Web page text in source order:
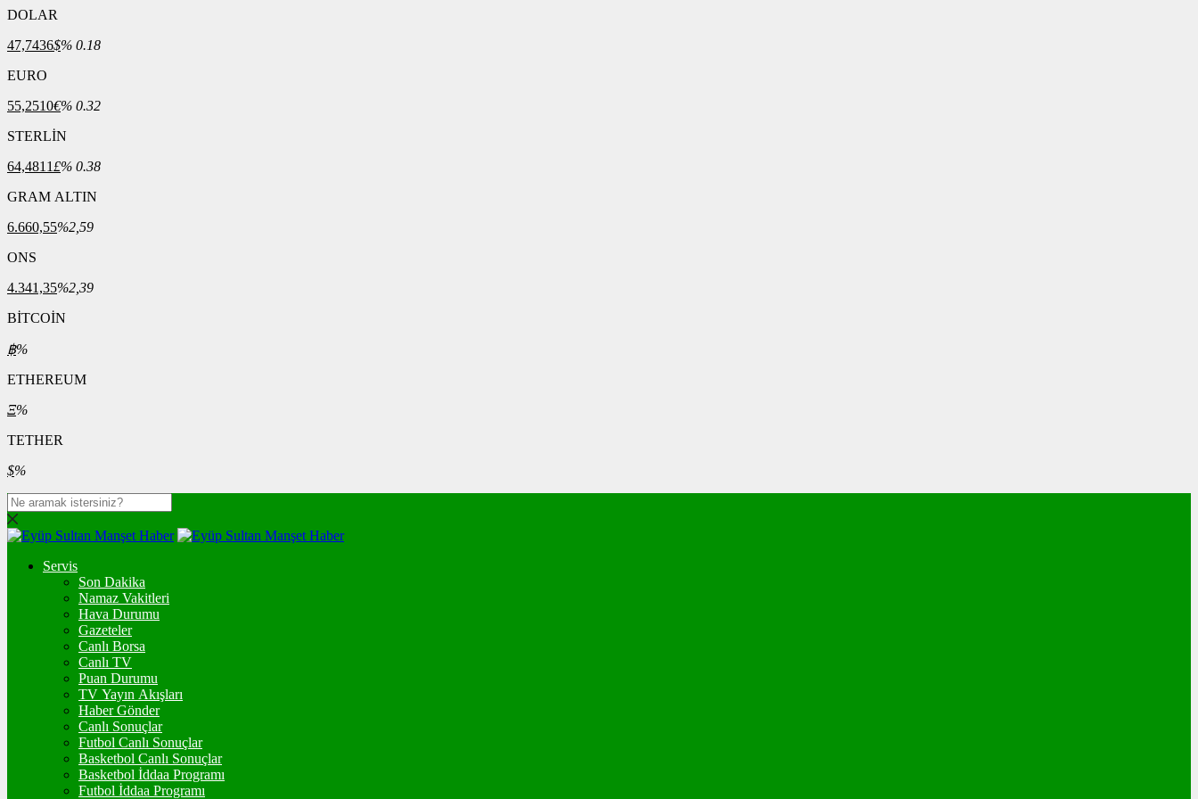
DOLAR
47,7436$% 0.18
EURO
55,2510€% 0.32
STERLİN
64,4811£% 0.38
GRAM ALTIN
6.660,55%2,59
ONS
4.341,35%2,39
BİTCOİN
฿%
ETHEREUM
Ξ%
TETHER
$%
Servis
Son Dakika
Namaz Vakitleri
Hava Durumu
Gazeteler
Canlı Borsa
Canlı TV
Puan Durumu
TV Yayın Akışları
Haber Gönder
Canlı Sonuçlar
Futbol Canlı Sonuçlar
Basketbol Canlı Sonuçlar
Basketbol İddaa Programı
Futbol İddaa Programı